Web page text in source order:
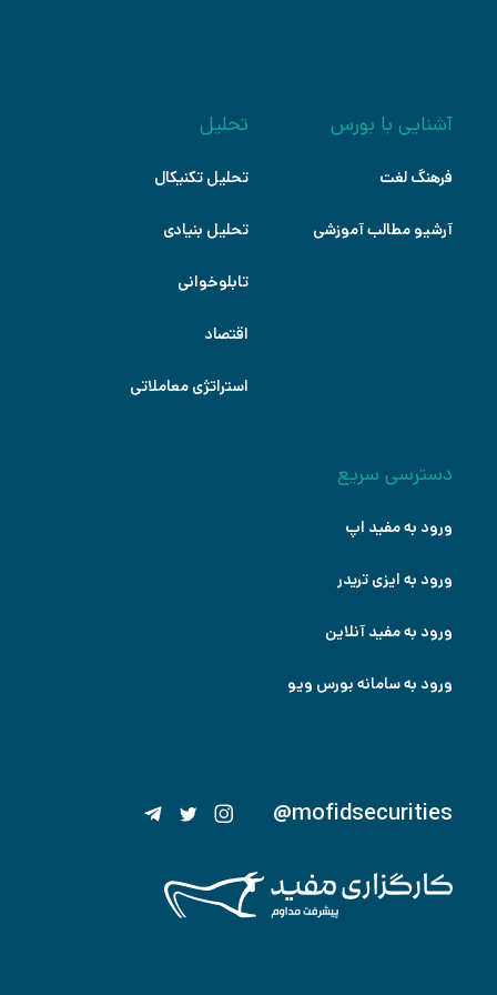
@mofidsecurities
آشنایی با بورس
فرهنگ لغت
آرشیو مطالب آموزشی
تحلیل
تحلیل تکنیکال
تحلیل بنیادی
تابلوخوانی
اقتصاد
استراتژی معاملاتی
دسترسی سریع
ورود به مفید اپ
ورود به ایزی تریدر
ورود به مفید آنلاین
ورود به سامانه بورس ویو